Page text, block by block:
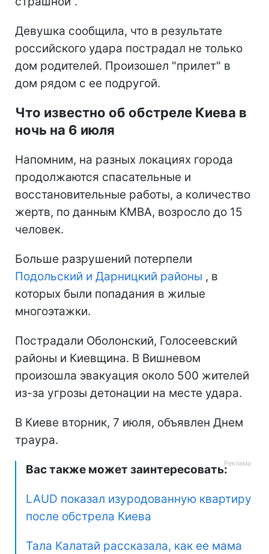
Девушка сообщила, что в результате
российского удара пострадал не только
дом родителей. Произошел "прилет" в
дом рядом с ее подругой.
Что известно об обстреле Киева в
ночь на 6 июля
Напомним, на разных локациях города
продолжаются спасательные и
восстановительные работы, а количество
жертв, по данным КМВА, возросло до 15
человек.
Больше разрушений потерпели
Подольский и Дарницкий районы , в
которых были попадания в жилые
многоэтажки.
Пострадали Оболонский, Голосеевский
районы и Киевщина. В Вишневом
произошла эвакуация около 500 жителей
из-за угрозы детонации на месте удара.
В Киеве вторник, 7 июля, объявлен Днем
траура.
Вас также может заинтересовать:
LAUD показал изуродованную квартиру
после обстрела Киева
Тала Калатай рассказала, как ее мама